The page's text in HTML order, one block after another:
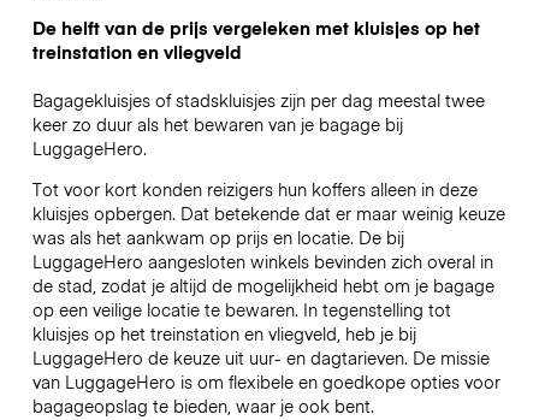
De helft van de prijs vergeleken met kluisjes op het
treinstation en vliegveld
Bagagekluisjes of stadskluisjes zijn per dag meestal twee
keer zo duur als het bewaren van je bagage bij
LuggageHero.
Tot voor kort konden reizigers hun koffers alleen in deze
kluisjes opbergen. Dat betekende dat er maar weinig keuze
was als het aankwam op prijs en locatie. De bij
LuggageHero aangesloten winkels bevinden zich overal in
de stad, zodat je altijd de mogelijkheid hebt om je bagage
op een veilige locatie te bewaren. In tegenstelling tot
kluisjes op het treinstation en vliegveld, heb je bij
LuggageHero de keuze uit uur- en dagtarieven. De missie
van LuggageHero is om flexibele en goedkope opties voor
bagageopslag te bieden, waar je ook bent.